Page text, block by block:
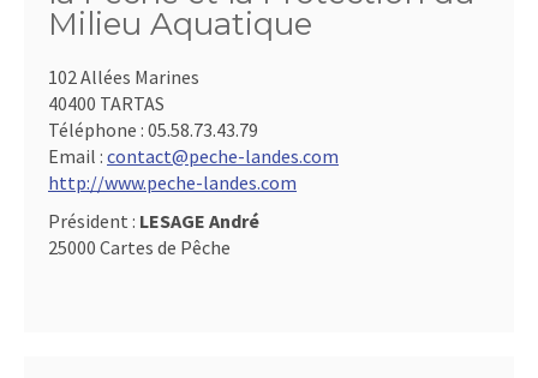
Milieu Aquatique
102 Allées Marines
40400 TARTAS
Téléphone : 05.58.73.43.79
Email : contact@peche-landes.com
http://www.peche-landes.com
Président : LESAGE André
25000 Cartes de Pêche